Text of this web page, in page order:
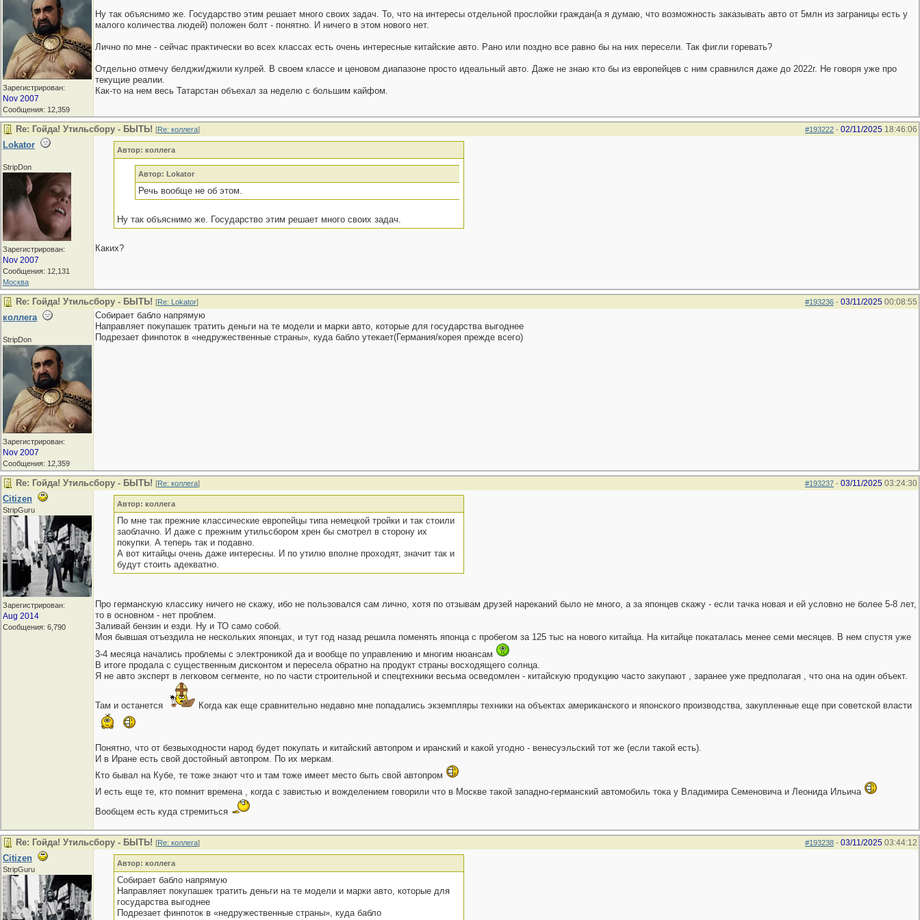
Зарегистрирован:
Nov 2007
Сообщения: 12,359
Ну так объяснимо же. Государство этим решает много своих задач. То, что на интересы отдельной прослойки граждан(а я думаю, что возможность заказывать авто от 5млн из заграницы есть у
малого количества людей) положен болт - понятно. И ничего в этом нового нет.
Лично по мне - сейчас практически во всех классах есть очень интересные китайские авто. Рано или поздно все равно бы на них пересели. Так фигли горевать?
Отдельно отмечу белджи/джили кулрей. В своем классе и ценовом диапазоне просто идеальный авто. Даже не знаю кто бы из европейцев с ним сравнился даже до 2022г. Не говоря уже про
текущие реалии.
Как-то на нем весь Татарстан объехал за неделю с большим кайфом.
#193222 - 02/11/2025 18:46:06
Re: Гойда! Утильсбору - БЫТЬ! [Re: коллега]
Lokator
StripDon
Зарегистрирован:
Nov 2007
Сообщения: 12,131
Москва
Автор: коллега
Автор: Lokator
Речь вообще не об этом.
Ну так объяснимо же. Государство этим решает много своих задач.
Каких?
#193236 - 03/11/2025 00:08:55
Re: Гойда! Утильсбору - БЫТЬ! [Re: Lokator]
коллега
StripDon
Зарегистрирован:
Nov 2007
Сообщения: 12,359
Собирает бабло напрямую
Направляет покупашек тратить деньги на те модели и марки авто, которые для государства выгоднее
Подрезает финпоток в «недружественные страны», куда бабло утекает(Германия/корея прежде всего)
#193237 - 03/11/2025 03:24:30
Re: Гойда! Утильсбору - БЫТЬ! [Re: коллега]
Citizen
StripGuru
Зарегистрирован:
Aug 2014
Сообщения: 6,790
Автор: коллега
По мне так прежние классические европейцы типа немецкой тройки и так стоили
заоблачно. И даже с прежним утильсбором хрен бы смотрел в сторону их
покупки. А теперь так и подавно.
А вот китайцы очень даже интересны. И по утилю вполне проходят, значит так и
будут стоить адекватно.
Про германскую классику ничего не скажу, ибо не пользовался сам лично, хотя по отзывам друзей нареканий было не много, а за японцев скажу - если тачка новая и ей условно не более 5-8 лет,
то в основном - нет проблем.
Заливай бензин и езди. Ну и ТО само собой.
Моя бывшая отъездила не нескольких японцах, и тут год назад решила поменять японца с пробегом за 125 тыс на нового китайца. На китайце покаталась менее семи месяцев. В нем спустя уже
3-4 месяца начались проблемы с электроникой да и вообще по управлению и многим нюансам
В итоге продала с существенным дисконтом и пересела обратно на продукт страны восходящего солнца.
Я не авто эксперт в легковом сегменте, но по части строительной и спецтехники весьма осведомлен - китайскую продукцию часто закупают , заранее уже предполагая , что она на один объект.
Там и останется Когда как еще сравнительно недавно мне попадались экземпляры техники на объектах американского и японского производства, закупленные еще при советской власти
Понятно, что от безвыходности народ будет покупать и китайский автопром и иранский и какой угодно - венесуэльский тот же (если такой есть).
И в Иране есть свой достойный автопром. По их меркам.
Кто бывал на Кубе, те тоже знают что и там тоже имеет место быть свой автопром
И есть еще те, кто помнит времена , когда с завистью и вожделением говорили что в Москве такой западно-германский автомобиль тока у Владимира Семеновича и Леонида Ильича
Вообщем есть куда стремиться
#193238 - 03/11/2025 03:44:12
Re: Гойда! Утильсбору - БЫТЬ! [Re: коллега]
Citizen
StripGuru
Автор: коллега
Собирает бабло напрямую
Направляет покупашек тратить деньги на те модели и марки авто, которые для
государства выгоднее
Подрезает финпоток в «недружественные страны», куда бабло